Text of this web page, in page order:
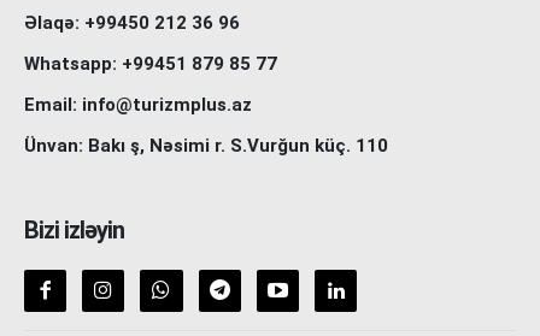
Əlaqə: +99450 212 36 96
Whatsapp: +99451 879 85 77
Email: info@turizmplus.az
Ünvan: Bakı ş, Nəsimi r. S.Vurğun küç. 110
Bizi izləyin